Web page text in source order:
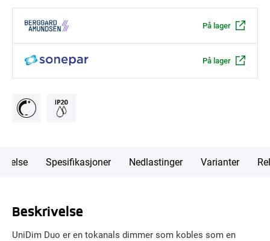
På lager
På lager
Spesifikasjoner Nedlastinger Varianter
Beskrivelse
UniDim Duo er en tokanals dimmer som kobles som en